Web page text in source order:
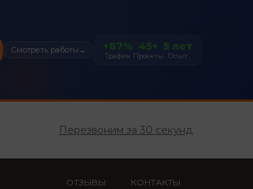
Смотреть работы → +87%
Трафик
45+
Проекты
5 лет
Опыт
Перезвоним за 30 секунд
ОТЗЫВЫ КОНТАКТЫ